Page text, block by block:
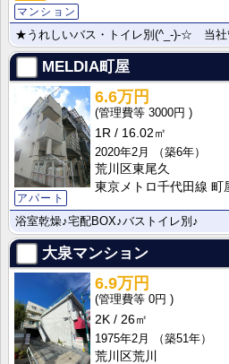
マンション
★うれしいバス・トイレ別(^_-)-☆ 当社
MELDIA町屋
アパート
6.6万円
3000円
1R
16.02㎡
2020年2月
（築6年）
荒川区東尾久
東京メトロ千代田線 町
浴室乾燥♪宅配BOX♪バストイレ別♪
大泉マンション
6.9万円
0円
2K
26㎡
1975年2月
（築51年）
荒川区荒川